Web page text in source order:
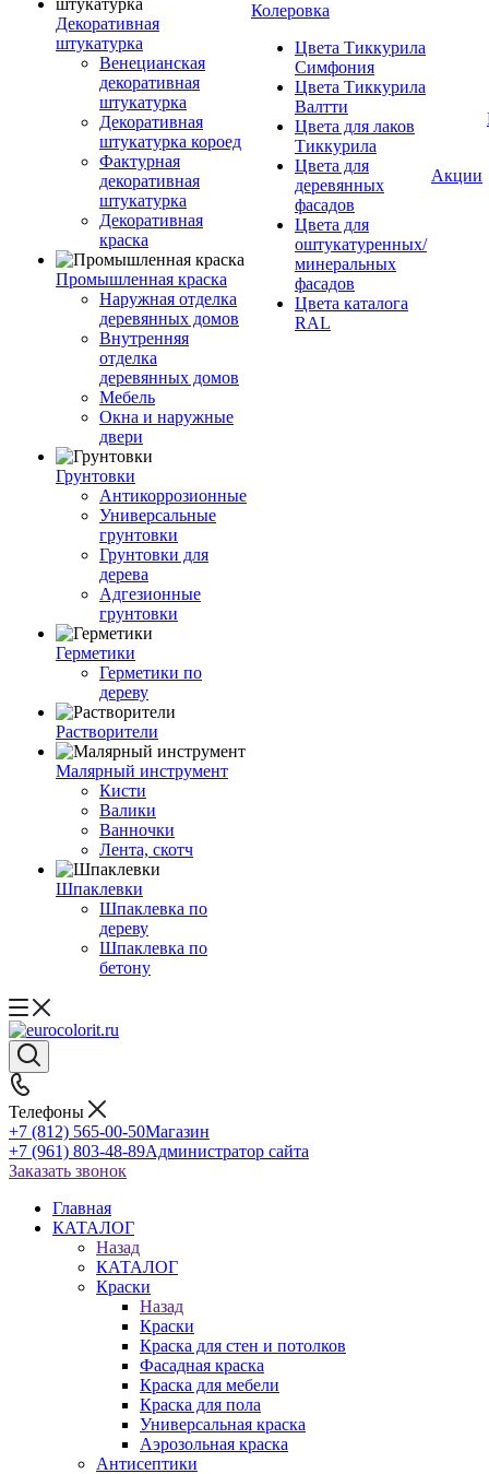
Декоративная
штукатурка
Венецианская
декоративная
штукатурка
Декоративная
штукатурка короед
Фактурная
декоративная
штукатурка
Декоративная
краска
Промышленная краска
Наружная отделка
деревянных домов
Внутренняя
отделка
деревянных домов
Мебель
Окна и наружные
двери
Грунтовки
Антикоррозионные
Универсальные
грунтовки
Грунтовки для
дерева
Адгезионные
грунтовки
Герметики
Герметики по
дереву
Растворители
Малярный инструмент
Кисти
Валики
Ванночки
Лента, скотч
Шпаклевки
Шпаклевка по
дереву
Шпаклевка по
бетону
Колеровка
Цвета Тиккурила
Симфония
Цвета Тиккурила
Валтти
Цвета для лаков
Тиккурила
Цвета для
деревянных
фасадов
Цвета для
оштукатуренных/
минеральных
фасадов
Цвета каталога
RAL
Акции
Телефоны
+7 (812) 565-00-50Магазин
+7 (961) 803-48-89Администратор сайта
Заказать звонок
Главная
КАТАЛОГ
Назад
КАТАЛОГ
Краски
Назад
Краски
Краска для стен и потолков
Фасадная краска
Краска для мебели
Краска для пола
Универсальная краска
Аэрозольная краска
Антисептики